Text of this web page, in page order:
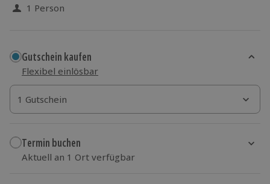
1 Person
Gutschein kaufen
Flexibel einlösbar
1 Gutschein
1 Gutschein
1 Gutschein
Termin buchen
Aktuell an 1 Ort verfügbar